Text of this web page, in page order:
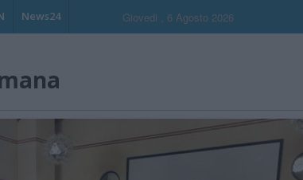
News24 Giovedi , 6 Agosto 2026